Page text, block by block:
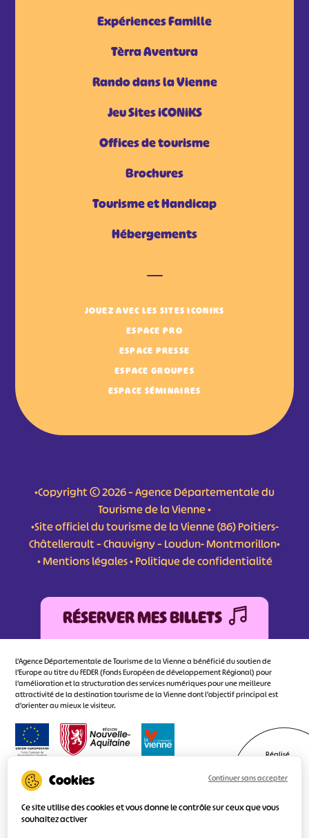
Expériences Famille
Tèrra Aventura
Rando dans la Vienne
Jeu Sites iCONiKS
Offices de tourisme
Brochures
Tourisme et Handicap
Hébergements
JOUEZ AVEC LES SITES ICONIKS
ESPACE PRO
ESPACE PRESSE
ESPACE GROUPES
ESPACE SÉMINAIRES
•Copyright © 2026 – Agence Départementale du
Tourisme de la Vienne •
•Site officiel du tourisme de la Vienne (86) Poitiers-
Châtellerault – Chauvigny – Loudun- Montmorillon•
•Mentions légales•Politique de confidentialité
RÉSERVER MES BILLETS
L'Agence Départementale de Tourisme de la Vienne a bénéficié du soutien de
l’Europe au titre du FEDER (Fonds Européen de développement Régional) pour
l’amélioration et la structuration des services numériques pour une meilleure
attractivité de la destination tourisme de la Vienne dont l’objectif principal est
d’orienter au mieux le visiteur.
Réalisé
Ce site utilise des cookies et vous donne le contrôle sur ceux que vous
souhaitez activer
Continuer sans accepter